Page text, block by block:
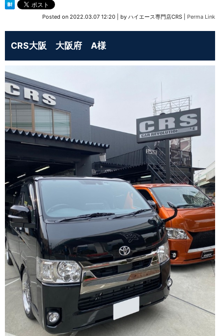
Posted on 2022.03.07 12:20 by ハイエース専門店CRS Perma Link
CRS大阪 大阪府 A様